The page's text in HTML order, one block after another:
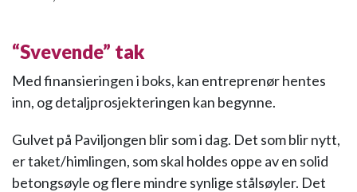
“Svevende” tak
Med finansieringen i boks, kan entreprenør hentes
inn, og detaljprosjekteringen kan begynne.
Gulvet på Paviljongen blir som i dag. Det som blir nytt,
er taket/himlingen, som skal holdes oppe av en solid
betongsøyle og flere mindre synlige stålsøyler. Det